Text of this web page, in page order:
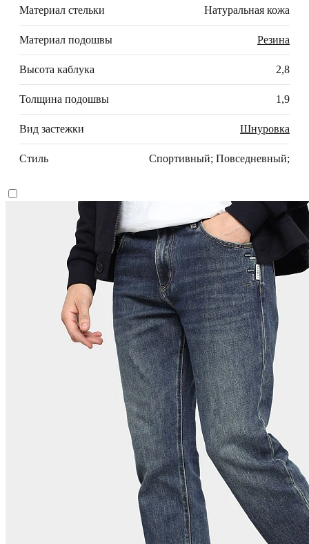
Материал стельки Натуральная кожа
Материал подошвы Резина
Высота каблука 2,8
Толщина подошвы 1,9
Вид застежки Шнуровка
Стиль Спортивный; Повседневный;